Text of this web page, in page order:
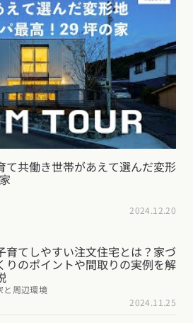
て共働き世帯があえて選んだ変形
2024.12.20
育てしやすい注文住宅とは？家づ
りのポイントや間取りの実例を解
と周辺環境
2024.11.25